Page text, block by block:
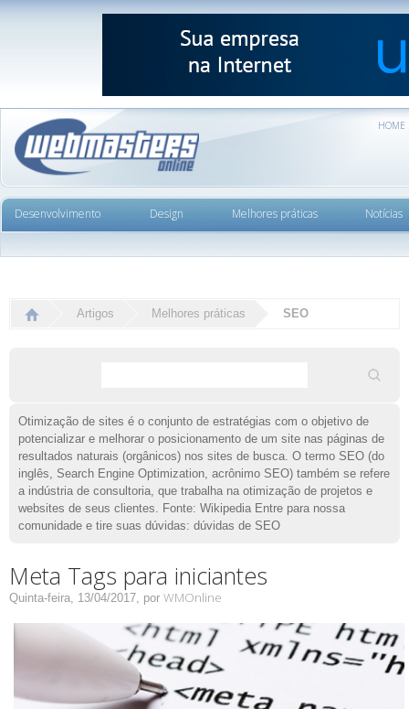
HOME
Desenvolvimento Design Melhores práticas Notícias
Artigos Melhores práticas SEO
Otimização de sites é o conjunto de estratégias com o objetivo de
potencializar e melhorar o posicionamento de um site nas páginas de
resultados naturais (orgânicos) nos sites de busca. O termo SEO (do
inglês, Search Engine Optimization, acrônimo SEO) também se refere
a indústria de consultoria, que trabalha na otimização de projetos e
websites de seus clientes. Fonte: Wikipedia Entre para nossa
comunidade e tire suas dúvidas: dúvidas de SEO
Meta Tags para iniciantes
Quinta-feira, 13/04/2017, por WMOnline